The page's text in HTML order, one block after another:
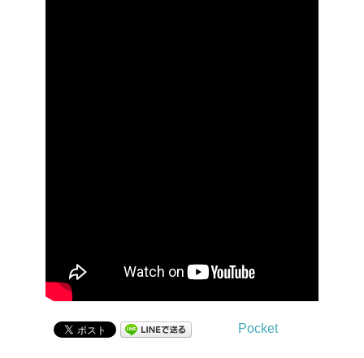
Pocket